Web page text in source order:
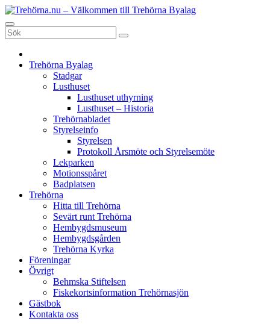
Hoppa
till
innehåll
Trehörna.nu - Välkommen till Trehörna Byalag
Trehörna Byalag, utanför det fina Tranås
Trehörna Byalag
Stadgar
Lusthuset
Lusthuset uthyrning
Lusthuset – Historia
Trehörnabladet
Styrelseinfo
Styrelsen
Protokoll Årsmöte och Styrelsemöte
Lekparken
Motionsspåret
Badplatsen
Trehörna
Hitta till Trehörna
Sevärt runt Trehörna
Hembygdsmuseum
Hembygdsgården
Trehörna Kyrka
Föreningar
Övrigt
Behmska Stiftelsen
Fiskekortsinformation Trehörnasjön
Gästbok
Kontakta oss